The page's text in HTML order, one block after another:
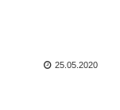
25.05.2020